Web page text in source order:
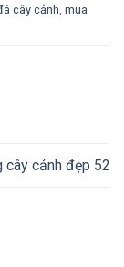
cây cảnh, mua
cây cảnh đẹp 52